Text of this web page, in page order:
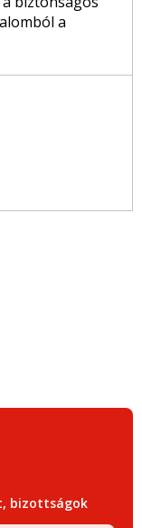
a
bizottságok